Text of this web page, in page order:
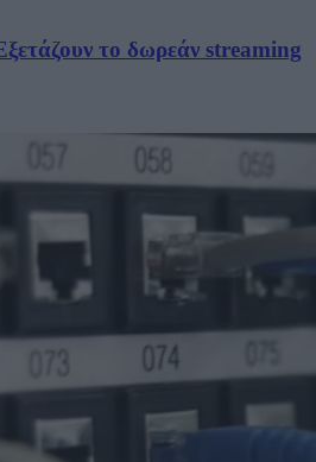
το δωρεάν streaming